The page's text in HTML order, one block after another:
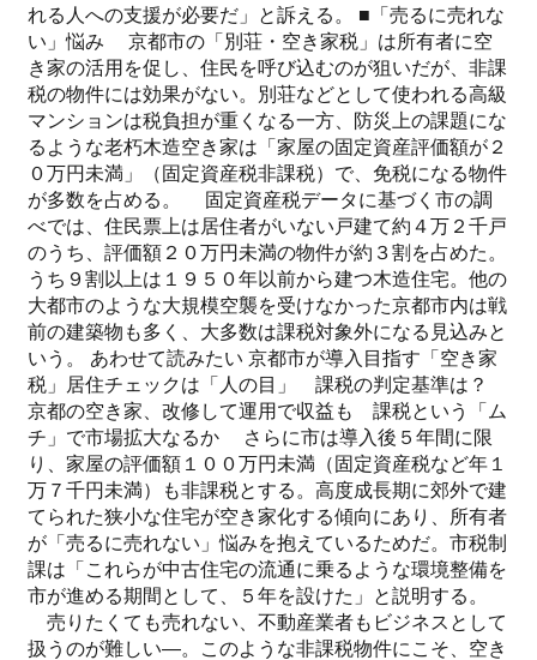
れる人への支援が必要だ」と訴える。 ■「売るに売れな
い」悩み 京都市の「別荘・空き家税」は所有者に空
き家の活用を促し、住民を呼び込むのが狙いだが、非課
税の物件には効果がない。別荘などとして使われる高級
マンションは税負担が重くなる一方、防災上の課題にな
るような老朽木造空き家は「家屋の固定資産評価額が２
０万円未満」（固定資産税非課税）で、免税になる物件
が多数を占める。 固定資産税データに基づく市の調
べでは、住民票上は居住者がいない戸建て約４万２千戸
のうち、評価額２０万円未満の物件が約３割を占めた。
うち９割以上は１９５０年以前から建つ木造住宅。他の
大都市のような大規模空襲を受けなかった京都市内は戦
前の建築物も多く、大多数は課税対象外になる見込みと
いう。 あわせて読みたい 京都市が導入目指す「空き家
税」居住チェックは「人の目」 課税の判定基準は？
京都の空き家、改修して運用で収益も 課税という「ム
チ」で市場拡大なるか さらに市は導入後５年間に限
り、家屋の評価額１００万円未満（固定資産税など年１
万７千円未満）も非課税とする。高度成長期に郊外で建
てられた狭小な住宅が空き家化する傾向にあり、所有者
が「売るに売れない」悩みを抱えているためだ。市税制
課は「これらが中古住宅の流通に乗るような環境整備を
市が進める期間として、５年を設けた」と説明する。
売りたくても売れない、不動産業者もビジネスとして
扱うのが難しい―。このような非課税物件にこそ、空き